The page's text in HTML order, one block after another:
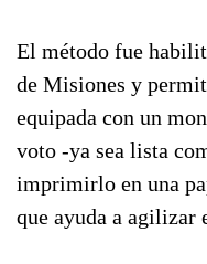
El método fue
de Misiones y
equipada con un
voto -ya sea lista
imprimirlo en una
que ayuda a agilizar